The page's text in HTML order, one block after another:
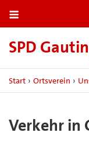
SPD
Start › Ortsverein ›
Verkehr in